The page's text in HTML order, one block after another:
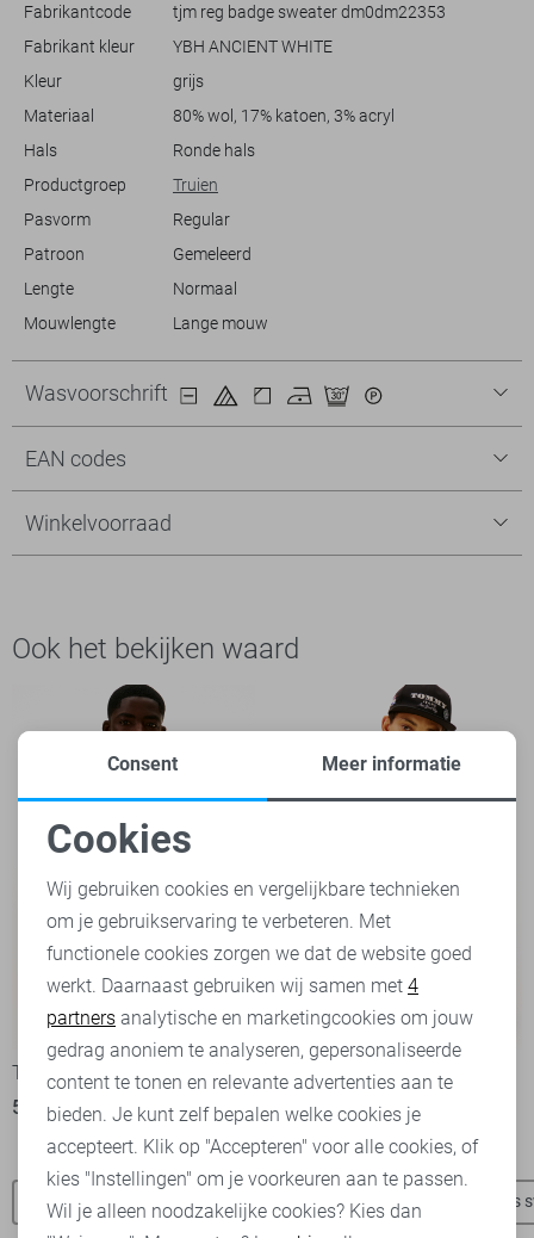
weekenduitstraling, of combineer met een nette chino voor een meer
verfijnde look. Of je nu een ochtendwandeling maakt of een informele
verschillende settings en zorgt ervoor dat je er verzorgd uitziet zonder
in te boeten aan comfort.
Fabrikantcode
tjm reg badge sweater dm0dm22353
Fabrikant kleur
YBH ANCIENT WHITE
Kleur
grijs
Materiaal
80% wol, 17% katoen, 3% acryl
Hals
Ronde hals
Productgroep
Truien
Pasvorm
Regular
Patroon
Gemeleerd
Lengte
Normaal
Mouwlengte
Lange mouw
Wasvoorschrift
EAN codes
Winkelvoorraad
Ook het bekijken waard
-50%
Tommy Jeans Vest
59,95 119,90
Tommy Jeans Trui
59,95 99,90
Tommy Jeans truien Tommy Jeans t-shirts Tommy Jeans
Noodzakelijke cookies
Personalisatie cookies
Analytische cookies
Marketing cookies
Consent Meer informatie
Cookies
Wij gebruiken cookies en vergelijkbare technieken
om je gebruikservaring te verbeteren. Met
functionele cookies zorgen we dat de website goed
werkt. Daarnaast gebruiken wij samen met 4
partners analytische en marketingcookies om jouw
gedrag anoniem te analyseren, gepersonaliseerde
content te tonen en relevante advertenties aan te
bieden. Je kunt zelf bepalen welke cookies je
accepteert. Klik op "Accepteren" voor alle cookies, of
kies "Instellingen" om je voorkeuren aan te passen.
Wil je alleen noodzakelijke cookies? Kies dan